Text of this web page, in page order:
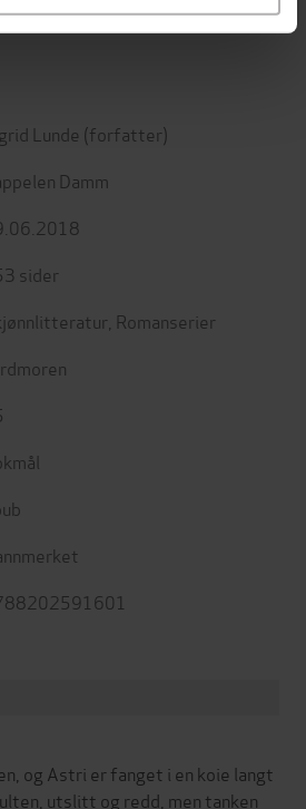
EBOK
Lunde (forfatter)
Damm
sider
Romanserier
og Astri er fanget i en koie langt
utslitt og redd, men tanken